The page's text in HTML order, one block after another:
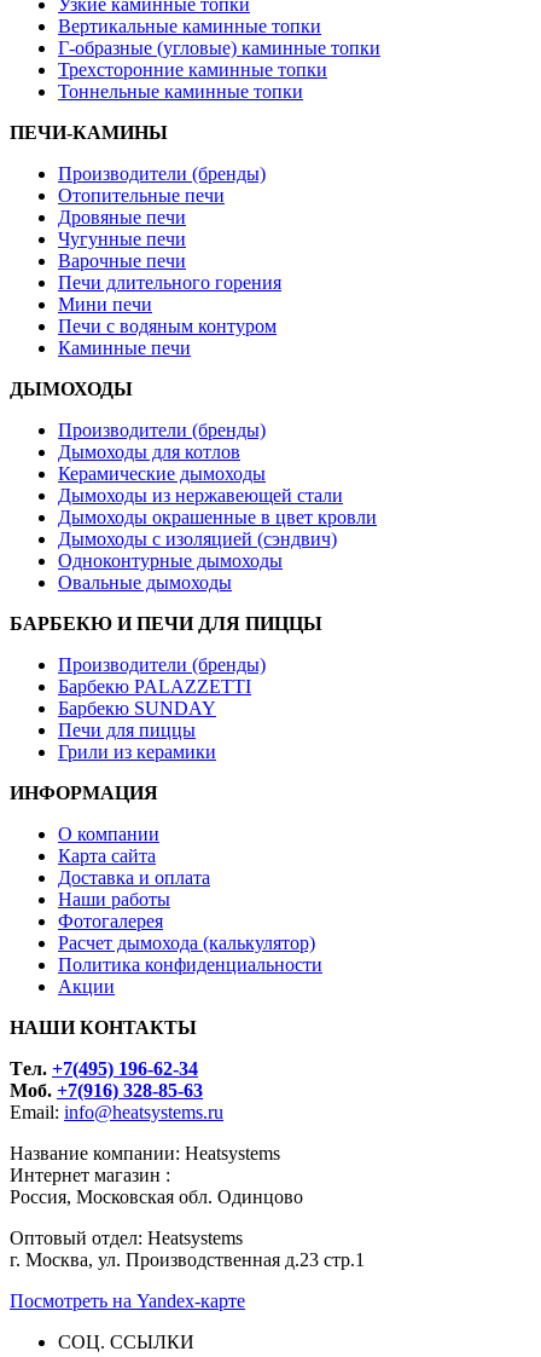
Вертикальные каминные топки
Г-образные (угловые) каминные топки
Трехсторонние каминные топки
Тоннельные каминные топки
ПЕЧИ-КАМИНЫ
Производители (бренды)
Отопительные печи
Дровяные печи
Чугунные печи
Варочные печи
Печи длительного горения
Мини печи
Печи с водяным контуром
Каминные печи
ДЫМОХОДЫ
Производители (бренды)
Дымоходы для котлов
Керамические дымоходы
Дымоходы из нержавеющей стали
Дымоходы окрашенные в цвет кровли
Дымоходы с изоляцией (сэндвич)
Одноконтурные дымоходы
Овальные дымоходы
БАРБЕКЮ И ПЕЧИ ДЛЯ ПИЦЦЫ
Производители (бренды)
Барбекю PALAZZETTI
Барбекю SUNDAY
Печи для пиццы
Грили из керамики
ИНФОРМАЦИЯ
О компании
Карта сайта
Доставка и оплата
Наши работы
Фотогалерея
Расчет дымохода (калькулятор)
Политика конфиденциальности
Акции
НАШИ КОНТАКТЫ
Tел. +7(495) 196-62-34
Моб. +7(916) 328-85-63
Email: info@heatsystems.ru
Название компании: Heatsystems
Интернет магазин :
Россия, Московская обл. Одинцово
Оптовый отдел: Heatsystems
г. Москва, ул. Производственная д.23 стр.1
Посмотреть на Yandex-карте
СОЦ. ССЫЛКИ